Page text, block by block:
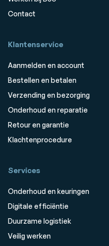
Contact
Klantenservice
Aanmelden en account
Bestellen en betalen
Verzending en bezorging
Onderhoud en reparatie
Retour en garantie
Klachtenprocedure
Services
Onderhoud en keuringen
Digitale efficiëntie
Duurzame logistiek
Veilig werken